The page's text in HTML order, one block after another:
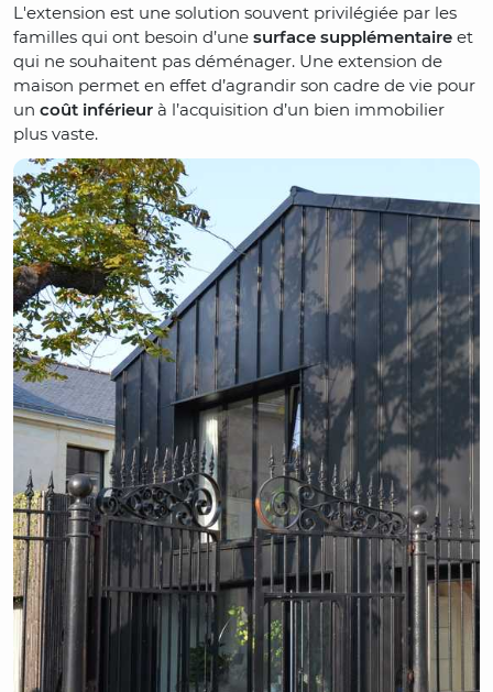
L'extension est une solution souvent privilégiée par les
familles qui ont besoin d’une surface supplémentaire et
qui ne souhaitent pas déménager. Une extension de
maison permet en effet d’agrandir son cadre de vie pour
un coût inférieur à l’acquisition d’un bien immobilier
plus vaste.